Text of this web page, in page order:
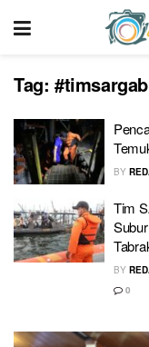
Tag:
BY
Tim
BY
0